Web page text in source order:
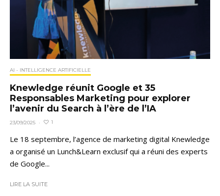
AI - INTELLIGENCE ARTIFICIELLE
Knewledge réunit Google et 35
Responsables Marketing pour explorer
l’avenir du Search à l’ère de l’IA
23/09/2025 · 1
Le 18 septembre, l’agence de marketing digital Knewledge
a organisé un Lunch&Learn exclusif qui a réuni des experts
de Google...
LIRE LA SUITE